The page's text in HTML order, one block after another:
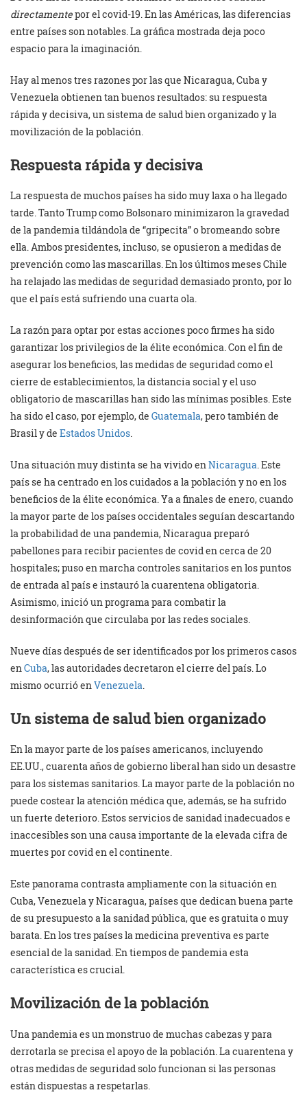
directamentepor el covid-19. En las Américas, las diferencias
entre países son notables. La gráfica mostrada deja poco
espacio para la imaginación.
Hay al menos tres razones por las que Nicaragua, Cuba y
Venezuela obtienen tan buenos resultados: su respuesta
rápida y decisiva, un sistema de salud bien organizado y la
movilización de la población.
Respuesta rápida y decisiva
La respuesta de muchos países ha sido muy laxa o ha llegado
tarde. Tanto Trump como Bolsonaro minimizaron la gravedad
de la pandemia tildándola de “gripecita” o bromeando sobre
ella. Ambos presidentes, incluso, se opusieron a medidas de
prevención como las mascarillas. En los últimos meses Chile
ha relajado las medidas de seguridad demasiado pronto, por lo
que el país está sufriendo una cuarta ola.
La razón para optar por estas acciones poco firmes ha sido
garantizar los privilegios de la élite económica. Con el fin de
asegurar los beneficios, las medidas de seguridad como el
cierre de establecimientos, la distancia social y el uso
obligatorio de mascarillas han sido las mínimas posibles. Este
ha sido el caso, por ejemplo, de Guatemala, pero también de
Brasil y de Estados Unidos.
Una situación muy distinta se ha vivido enNicaragua. Este
país se ha centrado en los cuidados a la población y no en los
beneficios de la élite económica. Ya a finales de enero, cuando
la mayor parte de los países occidentales seguían descartando
la probabilidad de una pandemia, Nicaragua preparó
pabellones para recibir pacientes de covid en cerca de 20
hospitales; puso en marcha controles sanitarios en los puntos
de entrada al país e instauró la cuarentena obligatoria.
Asimismo, inició un programa para combatir la
desinformación que circulaba por las redes sociales.
Nueve días después de ser identificados por los primeros casos
enCuba, las autoridades decretaron el cierre del país. Lo
mismo ocurrió enVenezuela.
Un sistema de salud bien organizado
En la mayor parte de los países americanos, incluyendo
EE.UU., cuarenta años de gobierno liberal han sido un desastre
para los sistemas sanitarios. La mayor parte de la población no
puede costear la atención médica que, además, se ha sufrido
un fuerte deterioro. Estos servicios de sanidad inadecuados e
inaccesibles son una causa importante de la elevada cifra de
muertes por covid en el continente.
Este panorama contrasta ampliamente con la situación en
Cuba, Venezuela y Nicaragua, países que dedican buena parte
de su presupuesto a la sanidad pública, que es gratuita o muy
barata. En los tres países la medicina preventiva es parte
esencial de la sanidad. En tiempos de pandemia esta
característica es crucial.
Movilización de la población
Una pandemia es un monstruo de muchas cabezas y para
derrotarla se precisa el apoyo de la población. La cuarentena y
otras medidas de seguridad solo funcionan si las personas
están dispuestas a respetarlas.